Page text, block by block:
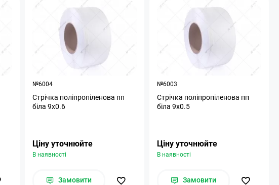
№6004
Стрічка поліпропіленова пп
біла 9х0.6
Ціну уточнюйте
В наявності
Замовити
№6003
Стрічка поліпропіленова пп
біла 9х0.5
Ціну уточнюйте
В наявності
Замовити